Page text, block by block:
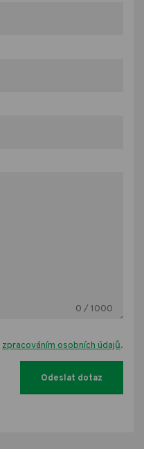
0 / 1000
zpracováním osobních údajů.